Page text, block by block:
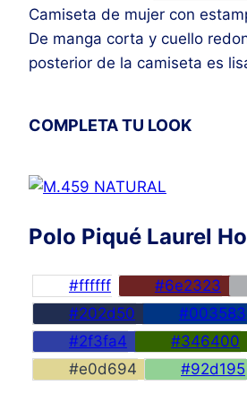
Mujer
Remos
cantidad
Camiseta de mujer con
De manga corta y cuello
posterior de la camiseta es
COMPLETA TU LOOK
Polo Piqué Laurel
#ffffff #6e2323
#202d50
#003583
#2f3fa4
#346400
#e0d694
#92d195